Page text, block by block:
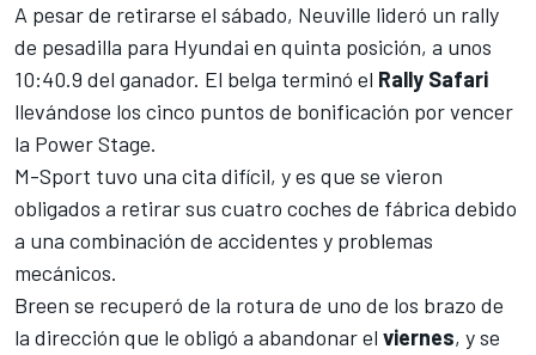
A pesar de retirarse el sábado, Neuville lideró un rally
de pesadilla para Hyundai en quinta posición, a unos
10:40.9 del ganador. El belga terminó el Rally Safari
llevándose los cinco puntos de bonificación por vencer
la Power Stage.
M-Sport tuvo una cita difícil, y es que se vieron
obligados a retirar sus cuatro coches de fábrica debido
a una combinación de accidentes y problemas
mecánicos.
Breen se recuperó de la rotura de uno de los brazo de
la dirección que le obligó a abandonar el viernes, y se